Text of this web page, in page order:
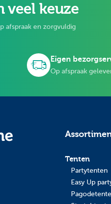
veel keuze
afspraak en zorgvuldig
Eigen
Op afspraak
Tenten
Partytenten
Easy Up